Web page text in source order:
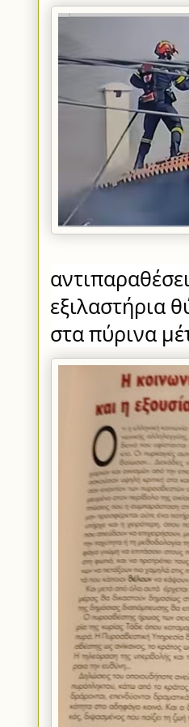
εξιλαστήρια
στα πύρινα